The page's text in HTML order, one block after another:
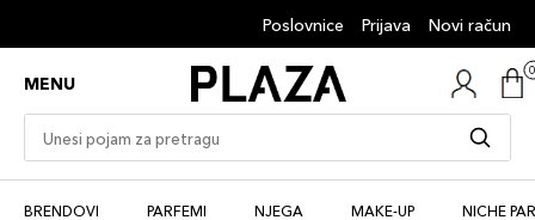
Poslovnice Prijava Novi račun
MENU
BRENDOVI PARFEMI NJEGA MAKE-UP NICHE